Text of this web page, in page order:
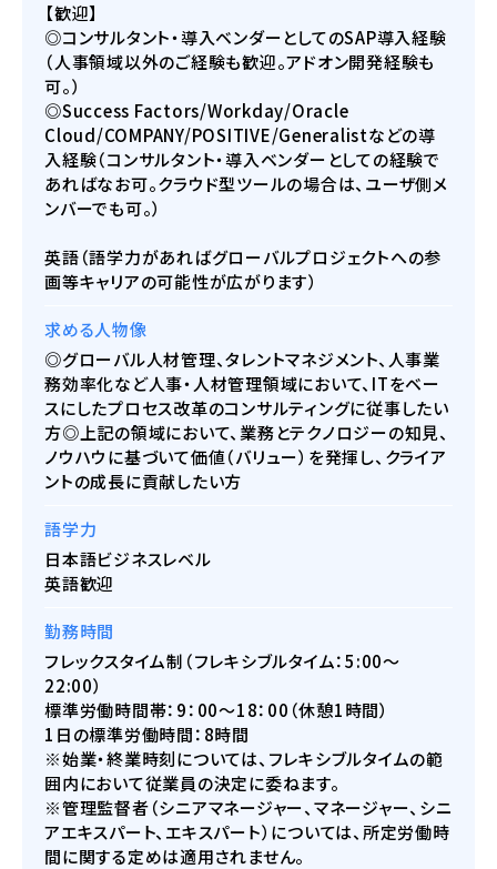
【歓迎】
◎コンサルタント・導入ベンダーとしてのSAP導入経験
（人事領域以外のご経験も歓迎。アドオン開発経験も
可。）
◎Success Factors/Workday/Oracle
Cloud/COMPANY/POSITIVE/Generalistなどの導
入経験（コンサルタント・導入ベンダーとしての経験で
あればなお可。クラウド型ツールの場合は、ユーザ側メ
ンバーでも可。）
英語（語学力があればグローバルプロジェクトへの参
画等キャリアの可能性が広がります）
求める人物像
◎グローバル人材管理、タレントマネジメント、人事業
務効率化など人事・人材管理領域において、ITをベー
スにしたプロセス改革のコンサルティングに従事したい
方◎上記の領域において、業務とテクノロジーの知見、
ノウハウに基づいて価値（バリュー）を発揮し、クライア
ントの成長に貢献したい方
語学力
日本語ビジネスレベル
英語歓迎
勤務時間
フレックスタイム制（フレキシブルタイム：5:00〜
22:00）
標準労働時間帯：9：00〜18：00（休憩1時間）
1日の標準労働時間：8時間
※始業・終業時刻については、フレキシブルタイムの範
囲内において従業員の決定に委ねます。
※管理監督者（シニアマネージャー、マネージャー、シニ
アエキスパート、エキスパート）については、所定労働時
間に関する定めは適用されません。